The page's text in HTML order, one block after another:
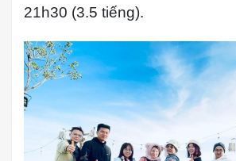
21h30 (3.5 tiếng).